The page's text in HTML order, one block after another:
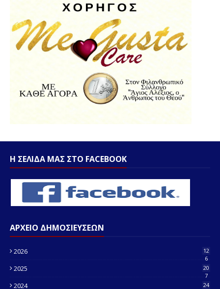
Η ΣΕΛΙΔΑ ΜΑΣ ΣΤΟ FACEBOOK
ΑΡΧΕΙΟ ΔΗΜΟΣΙΕΥΣΕΩΝ
2026
12
6
2025
20
7
2024
24